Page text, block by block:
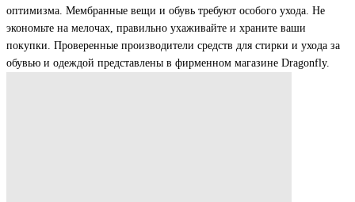
оптимизма. Мембранные вещи и обувь требуют особого ухода. Не
экономьте на мелочах, правильно ухаживайте и храните ваши
покупки. Проверенные производители средств для стирки и ухода за
обувью и одеждой представлены в фирменном магазине Dragonfly.